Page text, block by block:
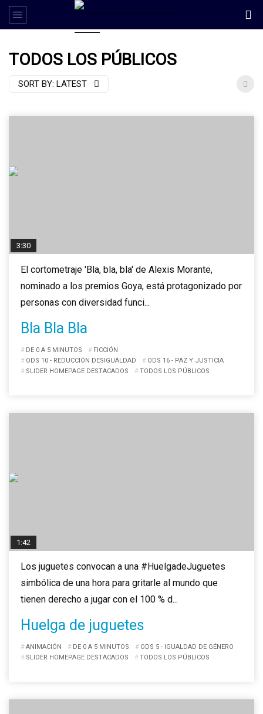
TODOS LOS PÚBLICOS
SORT BY: LATEST
3:30
DE 0 A 5 MINUTOS
FICCIÓN
ODS 10 - REDUCCIÓN DESIGUALDAD
ODS 16 - PAZ Y JUSTICIA
SLIDER HOMEPAGE DESTACADOS
TODOS LOS PÚBLICOS
Bla Bla Bla
El cortometraje 'Bla, bla, bla' de Alexis Morante,
nominado a los premios Goya, está protagonizado por
personas con diversidad funci...
1:42
ANIMACIÓN DE 0 A 5 MINUTOS
ODS 5 - IGUALDAD DE GÉNERO
SLIDER HOMEPAGE DESTACADOS
TODOS LOS PÚBLICOS
Huelga de juguetes
Los juguetes convocan a una #HuelgadeJuguetes
simbólica de una hora para gritarle al mundo que
tienen derecho a jugar con el 100 % d...